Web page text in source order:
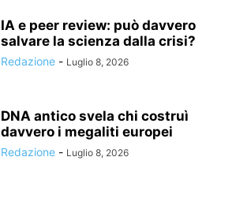
IA e peer review: può davvero
salvare la scienza dalla crisi?
Redazione - Luglio 8, 2026
DNA antico svela chi costruì
davvero i megaliti europei
Redazione - Luglio 8, 2026